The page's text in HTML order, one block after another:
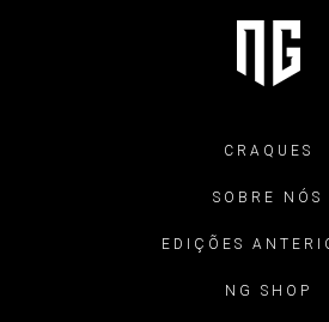
CRAQUES
SOBRE NÓS
EDIÇÕES
NG SHOP